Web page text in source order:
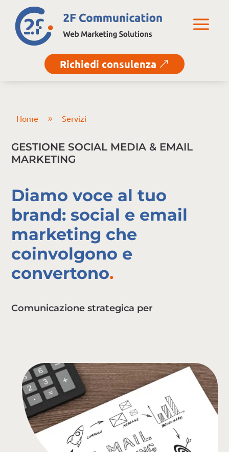
a
Richiedi consulenza &
Home 9 Servizi
GESTIONE SOCIAL MEDIA & EMAIL
MARKETING
Diamo voce al tuo
brand: social e email
marketing che
coinvolgono e
convertono
Comunicazione strategica per